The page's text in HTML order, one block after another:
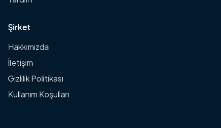
Şirket
Hakkımızda
İletişim
Gizlilik Politikası
Kullanım Koşulları